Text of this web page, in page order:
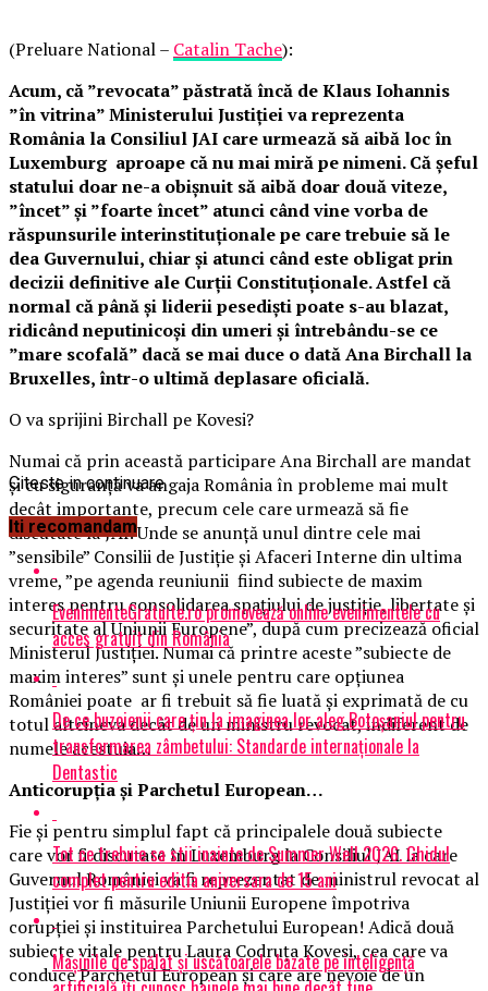
(Preluare National – Catalin Tache):
Acum, că ”revocata” păstrată încă de Klaus Iohannis
”în vitrina” Ministerului Justiției va reprezenta
România la Consiliul JAI care urmează să aibă loc în
Luxemburg aproape că nu mai miră pe nimeni. Că șeful
statului doar ne-a obișnuit să aibă doar două viteze,
”încet” și ”foarte încet” atunci când vine vorba de
răspunsurile interinstituționale pe care trebuie să le
dea Guvernului, chiar și atunci când este obligat prin
decizii definitive ale Curții Constituționale. Astfel că
normal că până și liderii pesediști poate s-au blazat,
ridicând neputinicoși din umeri și întrebându-se ce
”mare scofală” dacă se mai duce o dată Ana Birchall la
Bruxelles, într-o ultimă deplasare oficială.
O va sprijini Birchall pe Kovesi?
Numai că prin această participare Ana Birchall are mandat
și cu siguranță va angaja România în probleme mai mult
decât importante, precum cele care urmează să fie
discutate la JAI. Unde se anunță unul dintre cele mai
”sensibile” Consilii de Justiție și Afaceri Interne din ultima
vreme, ”pe agenda reuniunii fiind subiecte de maxim
interes pentru consolidarea spațiului de justiție, libertate și
securitate al Uniunii Europene”, după cum precizează oficial
Ministerul Justiției. Numai că printre aceste ”subiecte de
maxim interes” sunt și unele pentru care opțiunea
României poate ar fi trebuit să fie luată și exprimată de cu
totul altcineva decât de un ministru revocat, indiferent de
numele acestuia…
Anticorupția și Parchetul European…
Fie și pentru simplul fapt că principalele două subiecte
care vor fi discutate în Luxemburg la Consiliul JAI la care
Guvernul României va fi reprezentat de ministrul revocat al
Justiției vor fi măsurile Uniunii Europene împotriva
corupției și instituirea Parchetului European! Adică două
subiecte vitale pentru Laura Codruța Kovesi, cea care va
conduce Parchetul European și care are nevoie de un
Citeste in continuare
Iti recomandam
EvenimenteGratuite.ro promovează online evenimentele cu
acces gratuit din România
De ce buzoienii care țin la imaginea lor aleg Botoșaniul pentru
transformarea zâmbetului: Standarde internaționale la
Dentastic
Tot ce trebuie sa stii inainte de Summer Well 2026. Ghidul
complet pentru editia aniversara de 15 ani
Mașinile de spălat și uscătoarele bazate pe inteligență